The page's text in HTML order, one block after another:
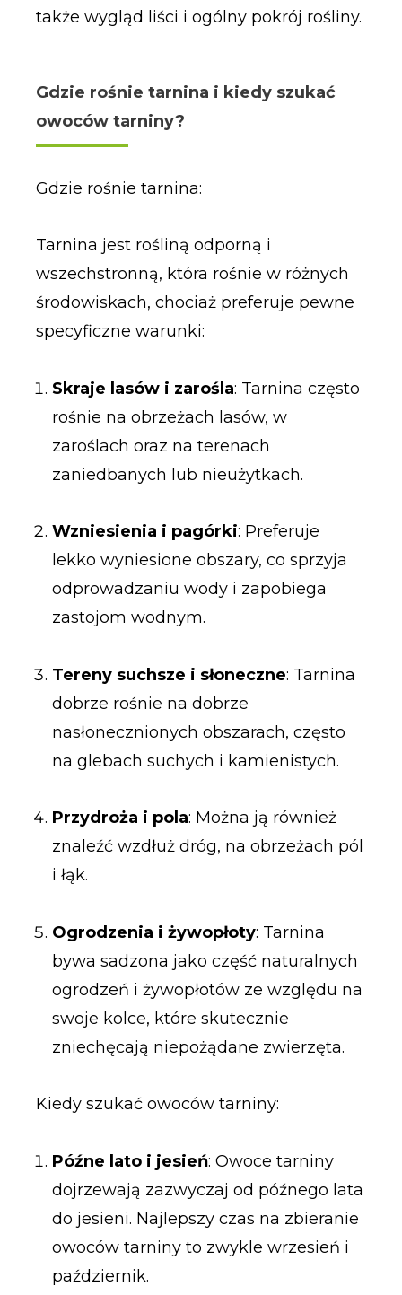
także wygląd liści i ogólny pokrój rośliny.
Gdzie rośnie tarnina i kiedy szukać
owoców tarniny?
Gdzie rośnie tarnina:
Tarnina jest rośliną odporną i
wszechstronną, która rośnie w różnych
środowiskach, chociaż preferuje pewne
specyficzne warunki:
Skraje lasów i zarośla: Tarnina często
rośnie na obrzeżach lasów, w
zaroślach oraz na terenach
zaniedbanych lub nieużytkach.
Wzniesienia i pagórki: Preferuje
lekko wyniesione obszary, co sprzyja
odprowadzaniu wody i zapobiega
zastojom wodnym.
Tereny suchsze i słoneczne: Tarnina
dobrze rośnie na dobrze
nasłonecznionych obszarach, często
na glebach suchych i kamienistych.
Przydroża i pola: Można ją również
znaleźć wzdłuż dróg, na obrzeżach pól
i łąk.
Ogrodzenia i żywopłoty: Tarnina
bywa sadzona jako część naturalnych
ogrodzeń i żywopłotów ze względu na
swoje kolce, które skutecznie
zniechęcają niepożądane zwierzęta.
Kiedy szukać owoców tarniny:
Późne lato i jesień: Owoce tarniny
dojrzewają zazwyczaj od późnego lata
do jesieni. Najlepszy czas na zbieranie
owoców tarniny to zwykle wrzesień i
październik.